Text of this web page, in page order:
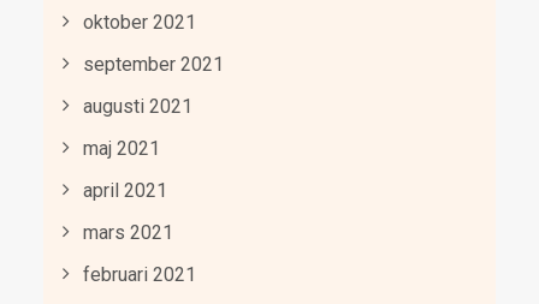
oktober 2021
september 2021
augusti 2021
maj 2021
april 2021
mars 2021
februari 2021